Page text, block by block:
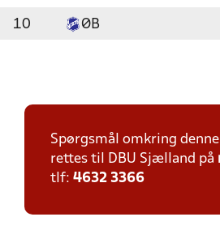
10 ØB
Spørgsmål omkring
rettes til DBU Sjælland på
tlf: 4632 3366